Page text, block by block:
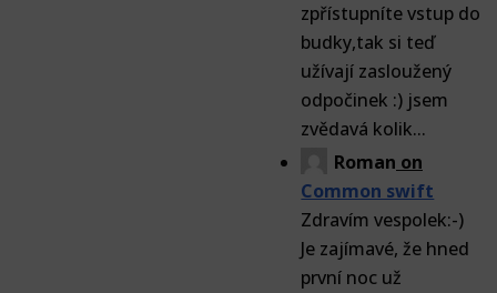
zpřístupníte vstup do
budky,tak si teď
užívají zasloužený
odpočinek :) jsem
zvědavá kolik...
Roman on
Common swift
Zdravím vespolek:-)
Je zajímavé, že hned
první noc už